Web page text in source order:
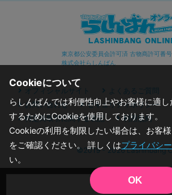
品切状態
東京都公安委員会許可済 古物商許可番
株式会社らしんばん
オフィシャルサイト よくあるご質問
お問い合わせ
セキュリティポリシー
特定商取引に関する表記
利用規約
©2019 - 2026 Lashinbang
Cookieについて
らしんばんでは利便性向上やお客様に適
するためにCookieを使用しております。
Cookieの利用を制限したい場合は、お客
をご確認ください。 詳しくはプライバシ
い。
OK